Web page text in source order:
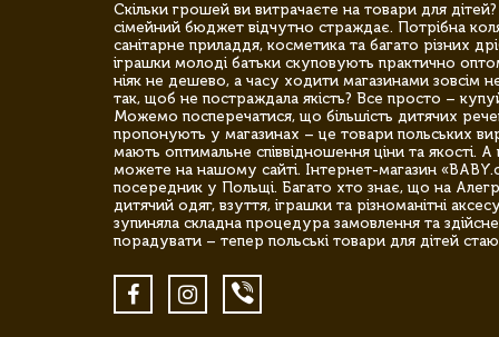
Скільки грошей ви витрачаєте на товари для
сімейний бюджет відчутно страждає. Потрібна
санітарне приладдя, косметика та багато різних
іграшки молоді батьки скуповують практично
ніяк не дешево, а часу ходити магазинами зовсім
так, щоб не постраждала якість? Все просто –
Можемо посперечатися, що більшість дитячих
пропонують у магазинах – це товари польських
мають оптимальне співвідношення ціни та якості.
можете на нашому сайті. Інтернет-магазин
посередник у Польщі. Багато хто знає, що на
дитячий одяг, взуття, іграшки та різноманітні
зупиняла складна процедура замовлення та
порадувати – тепер польські товари для дітей